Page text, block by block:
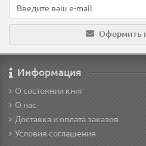
Оформить
Информация
О состоянии книг
О нас
Доставка и оплата заказов
Условия соглашения